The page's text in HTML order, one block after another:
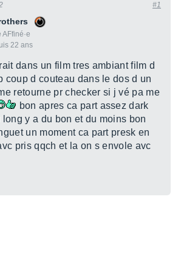
AFfiné·e
22 ans
#1
dans un film tres ambiant film d
coup d couteau dans le dos d un
retourne pr checker si j vé pa me
bon apres ca part assez dark
y a du bon et du moins bon
un moment ca part presk en
pris qqch et la on s envole avc